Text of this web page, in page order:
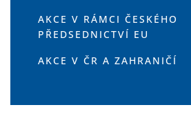
AKCE V RÁMCI ČESKÉHO
PŘEDSEDNICTVÍ EU
AKCE V ČR A ZAHRANIČÍ